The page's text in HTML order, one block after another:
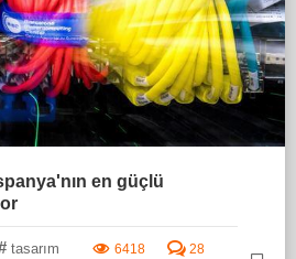
en güçlü
tasarım 6418 28